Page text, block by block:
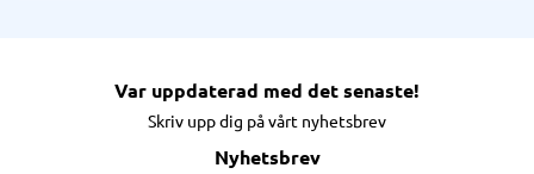
Var uppdaterad med det senaste!
Skriv upp dig på vårt nyhetsbrev
Nyhetsbrev